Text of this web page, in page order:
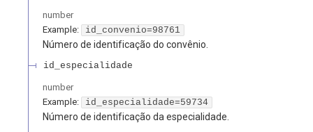
number
Example:
id_convenio=98761
Número de identificação do convênio.
id_especialidade
number
Example:
id_especialidade=59734
Número de identificação da especialidade.